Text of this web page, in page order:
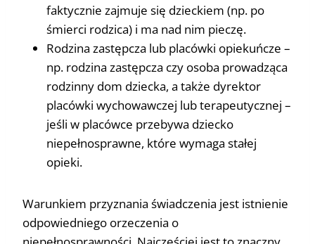
faktycznie zajmuje się dzieckiem (np. po
śmierci rodzica) i ma nad nim pieczę.
Rodzina zastępcza lub placówki opiekuńcze –
np. rodzina zastępcza czy osoba prowadząca
rodzinny dom dziecka, a także dyrektor
placówki wychowawczej lub terapeutycznej –
jeśli w placówce przebywa dziecko
niepełnosprawne, które wymaga stałej
opieki.
Warunkiem przyznania świadczenia jest istnienie
odpowiedniego orzeczenia o